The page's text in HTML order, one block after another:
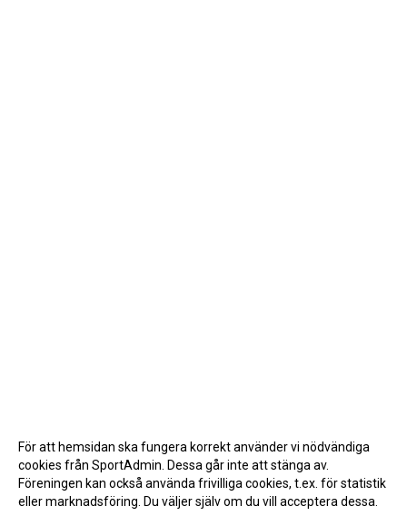
För att hemsidan ska fungera korrekt använder vi nödvändiga
cookies från SportAdmin. Dessa går inte att stänga av.
Föreningen kan också använda frivilliga cookies, t.ex. för statistik
eller marknadsföring. Du väljer själv om du vill acceptera dessa.